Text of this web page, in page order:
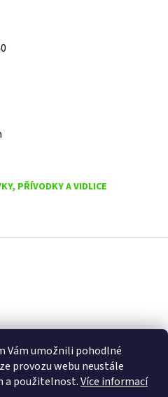
Vám umožnili pohodlné
provozu webu neustále
a použitelnost.Více informací
PŘÍVODKY A VIDLICE